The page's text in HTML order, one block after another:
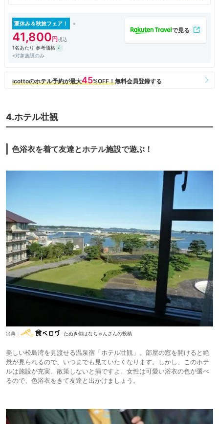
ができる。ホテル自慢の天然温泉は、肌がツルツル、しっとり、温泉の濃
い。
夏休み＆秋旅フェア！
41,800
1名あたり 参考価格
※対象施設のみ
4.ホテル壮観
色浴衣を着て友達とホテル施設で遊ぶ！
出典： たぬき似はなちゃんさんの投稿
美しい松島湾を見渡せる温泉宿「ホテル壮観」。部屋の窓を開けると絶
景が見られるので、いつまでも見ていたくなります。しかし、このホテ
ルは施設が充実。散策しないと損ですよ。女性は可愛い浴衣の色が選べ
るので、色浴衣をきて友達と出かけましょう。